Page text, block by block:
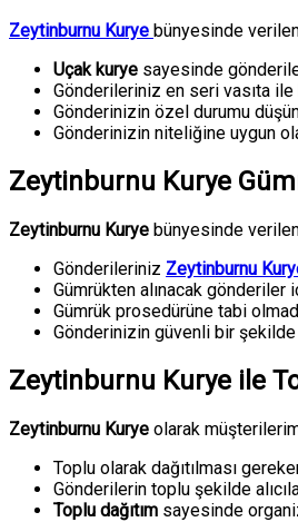
Zeytinburnu Kurye bünyesinde
Uçak kurye sayesinde
Gönderileriniz en seri vasıta ile
Gönderinizin özel durumu
Gönderinizin niteliğine uygun
Zeytinburnu Kurye
Zeytinburnu Kurye bünyesinde
Gönderileriniz Zeytinburnu
Gümrükten alınacak
Gümrük prosedürüne tabi
Gönderinizin güvenli bir şekilde
Zeytinburnu Kurye ile
Zeytinburnu Kurye olarak
Toplu olarak dağıtılması
Gönderilerin toplu şekilde
Toplu dağıtım sayesinde